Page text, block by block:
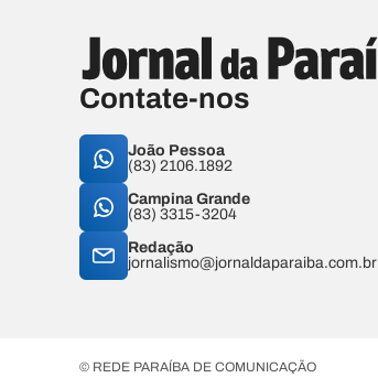
Contate-nos
João Pessoa
(83) 2106.1892
Campina Grande
(83) 3315-3204
Redação
jornalismo@jornaldaparaiba.com.br
© REDE PARAÍBA DE COMUNICAÇÃO